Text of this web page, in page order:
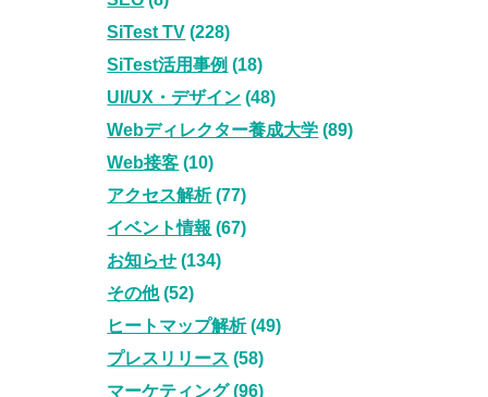
SiTest TV (228)
SiTest活用事例 (18)
UI/UX・デザイン (48)
Webディレクター養成大学 (89)
Web接客 (10)
アクセス解析(77)
イベント情報 (67)
お知らせ (134)
その他(52)
ヒートマップ解析(49)
プレスリリース (58)
マーケティング(96)